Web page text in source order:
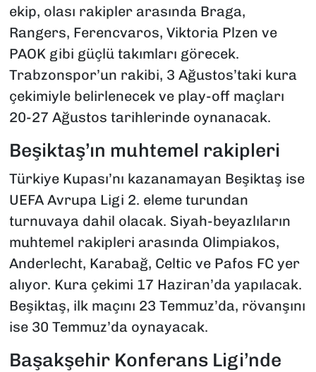
ekip, olası rakipler arasında Braga,
Rangers, Ferencvaros, Viktoria Plzen ve
PAOK gibi güçlü takımları görecek.
Trabzonspor’un rakibi, 3 Ağustos’taki kura
çekimiyle belirlenecek ve play-off maçları
20-27 Ağustos tarihlerinde oynanacak.
Beşiktaş’ın muhtemel rakipleri
Türkiye Kupası’nı kazanamayan Beşiktaş ise
UEFA Avrupa Ligi 2. eleme turundan
turnuvaya dahil olacak. Siyah-beyazlıların
muhtemel rakipleri arasında Olimpiakos,
Anderlecht, Karabağ, Celtic ve Pafos FC yer
alıyor. Kura çekimi 17 Haziran’da yapılacak.
Beşiktaş, ilk maçını 23 Temmuz’da, rövanşını
ise 30 Temmuz’da oynayacak.
Başakşehir Konferans Ligi’nde